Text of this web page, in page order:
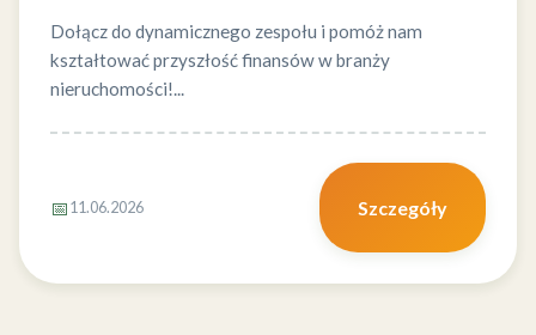
Dołącz do dynamicznego zespołu i pomóż nam
kształtować przyszłość finansów w branży
nieruchomości!...
📅11.06.2026 Szczegóły